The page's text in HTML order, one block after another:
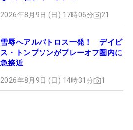
2026年8月9日 (日) 17時06分 21
雪辱へアルバトロス一発！ デイビ
ス・トンプソンがプレーオフ圏内に
急接近
2026年8月9日 (日) 14時31分 1